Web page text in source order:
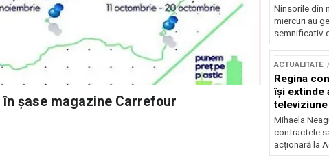
șase magazine Carrefour
Ninsorile din
miercuri au
semnificativ
ACTUALITATE
Regina
își extinde
Mihaela
contractele
acționară la